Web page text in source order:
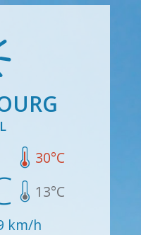
30°C
13°C
km/h